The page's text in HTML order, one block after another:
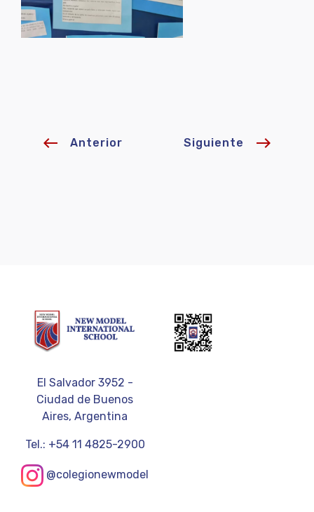
west Anterior Siguiente east
El Salvador 3952 -
Ciudad de Buenos
Aires, Argentina
Tel.: +54 11 4825-2900
@colegionewmodel